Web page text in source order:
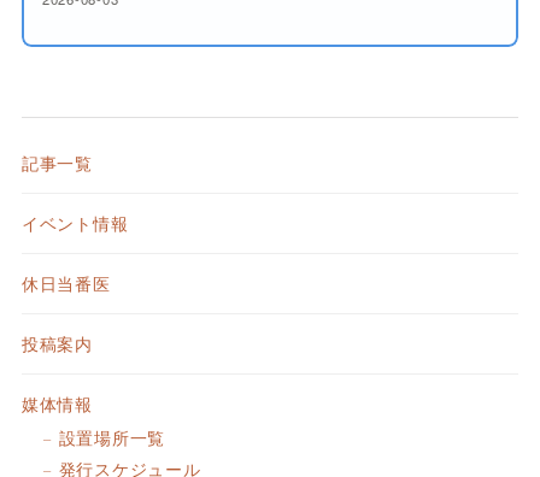
記事一覧
イベント情報
休日当番医
投稿案内
媒体情報
設置場所一覧
発行スケジュール